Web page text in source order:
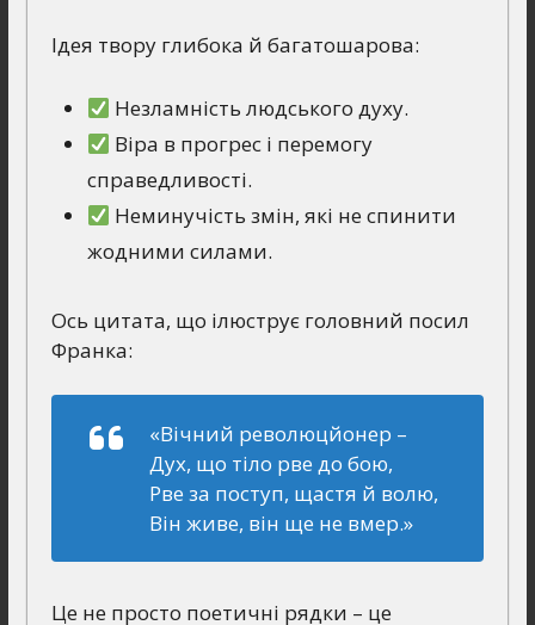
Ідея твору глибока й багатошарова:
Незламність людського духу.
Віра в прогрес і перемогу
справедливості.
Неминучість змін, які не спинити
жодними силами.
Ось цитата, що ілюструє головний посил
Франка:
«Вічний революцйонер –
Дух, що тіло рве до бою,
Рве за поступ, щастя й волю,
Він живе, він ще не вмер.»
Це не просто поетичні рядки – це